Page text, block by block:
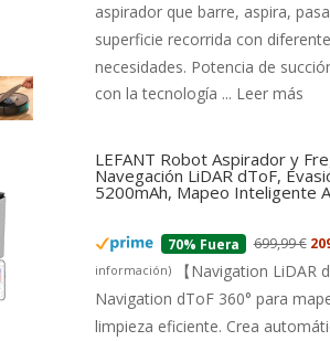
aspirador que barre, aspira,
superficie recorrida con
necesidades. Potencia de
con la tecnología ... Leer más
LEFANT Robot Aspirador y
Navegación LiDAR dToF,
5200mAh, Mapeo Inteligente
70% Fuera 699,99 €
información)
【Navigation LiDAR
Navigation dToF 360° para
limpieza eficiente. Crea